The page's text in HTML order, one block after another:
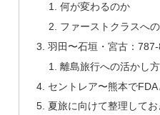
何が変わるのか
ファーストクラスへ
羽田〜石垣・宮古：
離島旅行への活かし方
セントレア〜熊本で
夏旅に向けて整理して